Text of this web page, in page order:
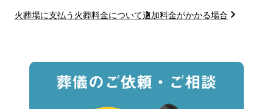
火葬場に支払う火葬料金について追加料金がかかる場合